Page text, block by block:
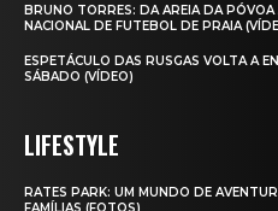
BRUNO TORRES: DA AREIA DA
NACIONAL DE FUTEBOL DE PRAIA
ESPETÁCULO DAS RUSGAS VOLTA A
SÁBADO (VÍDEO)
LIFESTYLE
RATES PARK: UM MUNDO DE
FAMÍLIAS (FOTOS)